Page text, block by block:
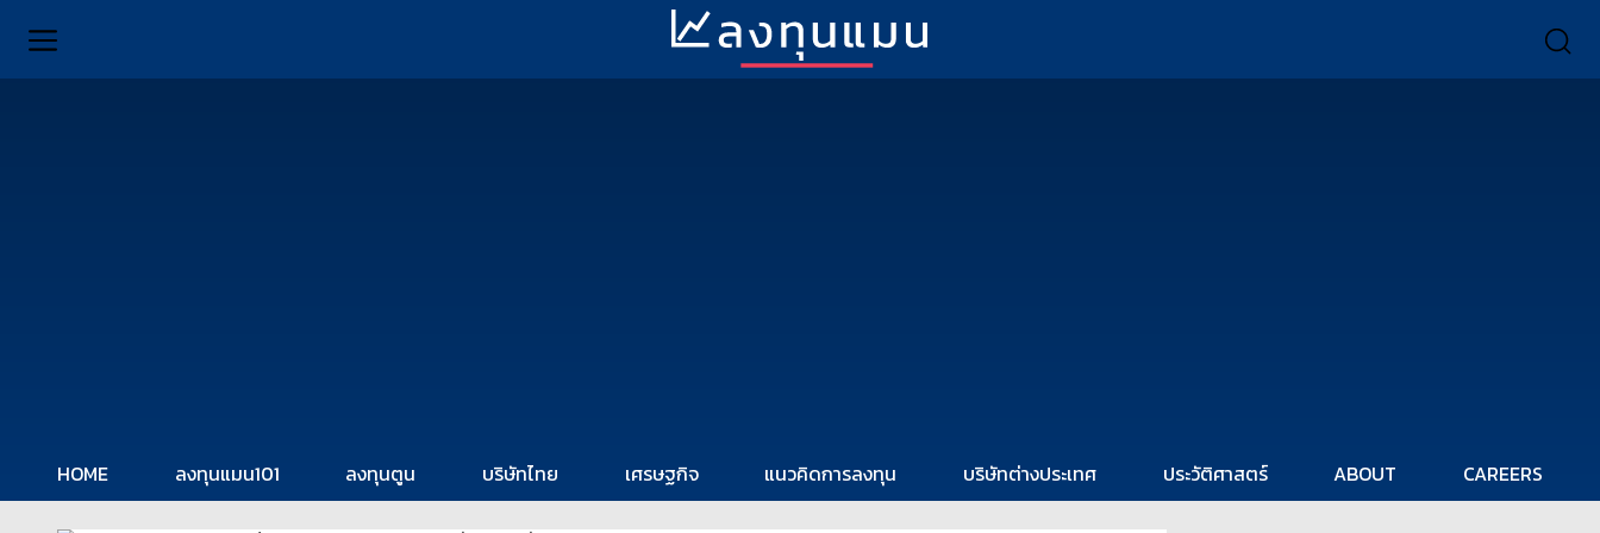
HOME ลงทุนแมน101 ลงทุนตูน บริษัทไทย เศรษฐกิจ แนวคิดการลงทุน บริษัทต่างประเทศ ประวัติศาสตร์ ABOUT CAREERS